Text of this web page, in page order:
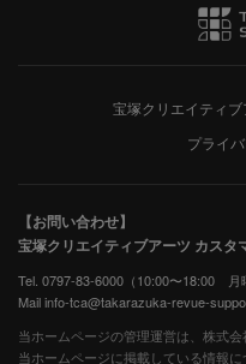
宝塚クリエイティブ
プライ
【お問い合わせ】
宝塚クリエイティブアーツ カスタ
Tel. 0797-83-6000（10:00〜18:00 月
Mail info-tca@takarazuka-revue-
当ホームページの管理運営は、株式
当ホームページに掲載している情報